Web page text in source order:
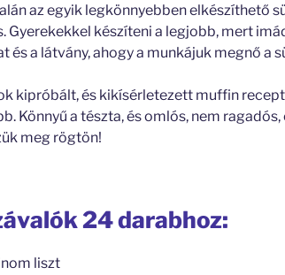
az egyik legkönnyebben elkészíthető
Gyerekekkel készíteni a legjobb, mert
és a látvány, ahogy a munkájuk megnő a
kipróbált, és kikísérletezett muffin recept
Könnyű a tészta, és omlós, nem
meg rögtön!
24 darabhoz:
liszt